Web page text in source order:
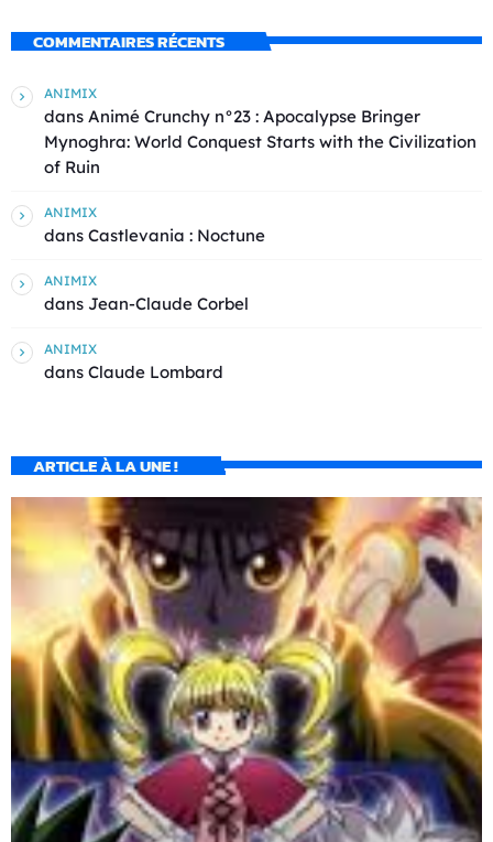
COMMENTAIRES RÉCENTS
ANIMIX
dans Animé Crunchy n°23 : Apocalypse Bringer
Mynoghra: World Conquest Starts with the Civilization
of Ruin
ANIMIX
dans Castlevania : Noctune
ANIMIX
dans Jean-Claude Corbel
ANIMIX
dans Claude Lombard
ARTICLE À LA UNE !